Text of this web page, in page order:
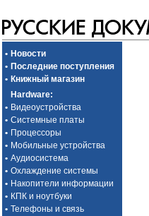
• Новости
• Последние поступления
• Книжный магазин
Hardware:
• Видеоустройства
• Системные платы
• Процессоры
• Мобильные устройства
• Аудиосистема
• Охлаждение системы
• Накопители информации
• КПК и ноутбуки
• Телефоны и связь